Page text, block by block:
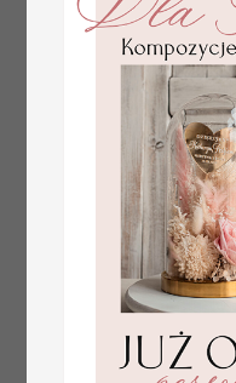
plan stołów
weselnych
usadzenie gości na
weselu, tablica
gości weselnych,
plan stołów na
weselu ze zdjęciem
Pary Młodej, plan
usadzenia gości
weselnych